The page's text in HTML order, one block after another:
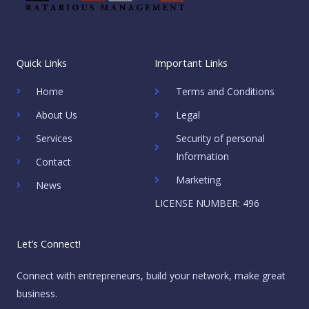
Quick Links
Home
About Us
Services
Contact
News
Important Links
Terms and Conditions
Legal
Security of personal
Information
Marketing
LICENSE NUMBER: 496
Let’s Connect!
Connect with entrepreneurs, build your network, make great
business.